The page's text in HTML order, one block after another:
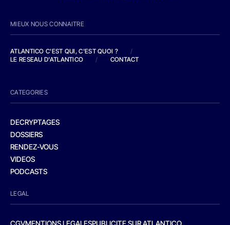
MIEUX NOUS CONNAITRE
ATLANTICO C'EST QUI, C'EST QUOI ?
/
LE RESEAU D'ATLANTICO
/ CONTACT
CATEGORIES
DECRYPTAGES
DOSSIERS
RENDEZ-VOUS
VIDEOS
PODCASTS
LEGAL